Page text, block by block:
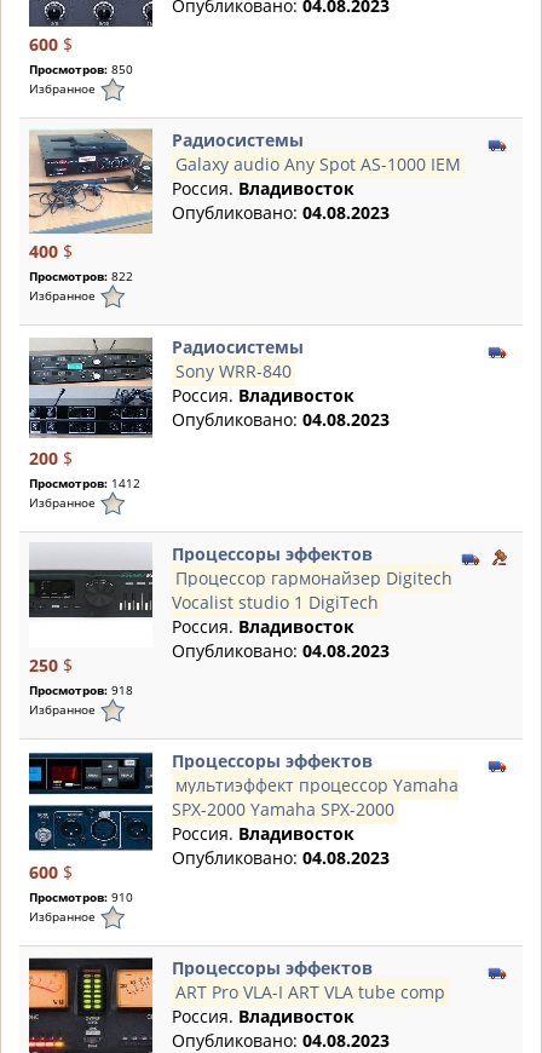
600 $
Просмотров: 850
Избранное
Опубликовано: 04.08.2023
400 $
Просмотров: 822
Избранное
Радиосистемы
Galaxy audio Any Spot AS-1000 IEM
Россия. Владивосток
Опубликовано: 04.08.2023
200 $
Просмотров: 1412
Избранное
Радиосистемы
Sony WRR-840
Россия. Владивосток
Опубликовано: 04.08.2023
250 $
Просмотров: 918
Избранное
Процессоры эффектов
Процессор гармонайзер Digitech
Vocalist studio 1 DigiTech
Россия. Владивосток
Опубликовано: 04.08.2023
600 $
Просмотров: 910
Избранное
Процессоры эффектов
мультиэффект процессор Yamaha
SPX-2000 Yamaha SPX-2000
Россия. Владивосток
Опубликовано: 04.08.2023
Процессоры эффектов
ART Pro VLA-I ART VLA tube comp
Россия. Владивосток
Опубликовано: 04.08.2023